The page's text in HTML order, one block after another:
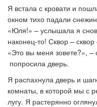
Я встала с кровати и
окном тихо падали
«Юля!» – услышала я
наконец-то! Сквор – сквор
«Это вы меня зовете?», –
попросила дверь.
Я распахнула дверь и
комнаты, в которой мы с
лугу. Я растерянно